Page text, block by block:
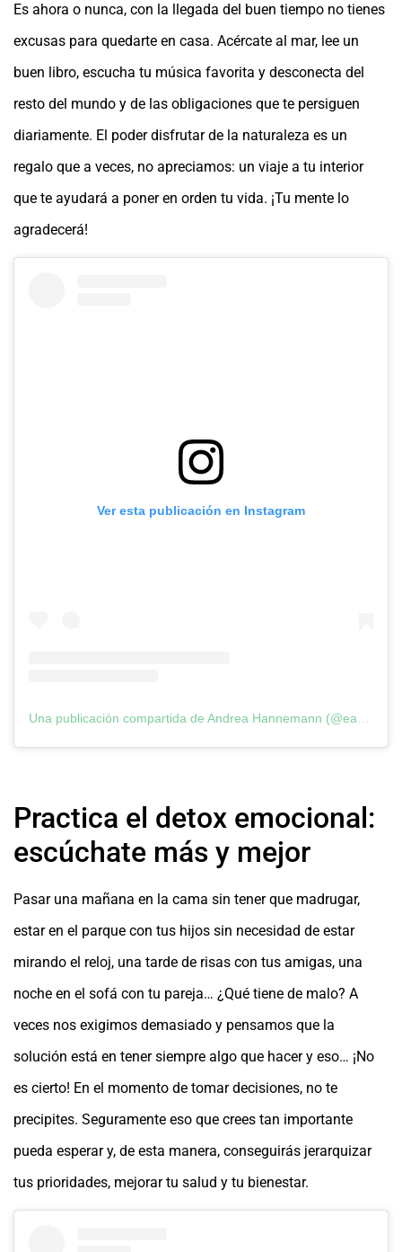
Es ahora o nunca, con la llegada del buen tiempo no tienes
excusas para quedarte en casa. Acércate al mar, lee un
buen libro, escucha tu música favorita y desconecta del
resto del mundo y de las obligaciones que te persiguen
diariamente. El poder disfrutar de la naturaleza es un
regalo que a veces, no apreciamos: un viaje a tu interior
que te ayudará a poner en orden tu vida. ¡Tu mente lo
agradecerá!
Ver esta publicación en Instagram
Practica el detox emocional:
escúchate más y mejor
Pasar una mañana en la cama sin tener que madrugar,
estar en el parque con tus hijos sin necesidad de estar
mirando el reloj, una tarde de risas con tus amigas, una
noche en el sofá con tu pareja… ¿Qué tiene de malo? A
veces nos exigimos demasiado y pensamos que la
solución está en tener siempre algo que hacer y eso… ¡No
es cierto! En el momento de tomar decisiones, no te
precipites. Seguramente eso que crees tan importante
pueda esperar y, de esta manera, conseguirás jerarquizar
tus prioridades, mejorar tu salud y tu bienestar.